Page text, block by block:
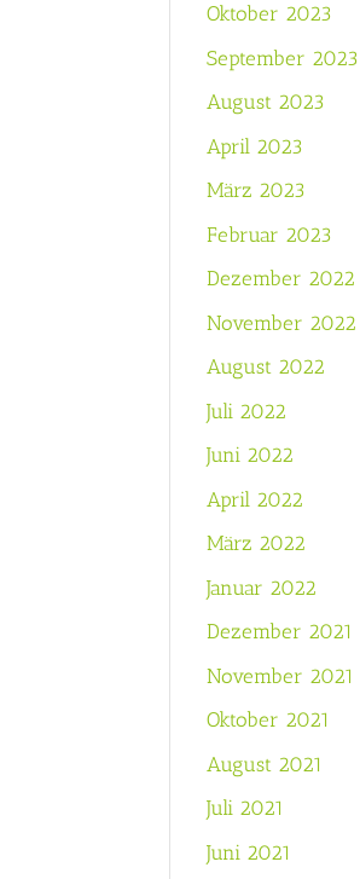
Oktober 2023
September 2023
August 2023
April 2023
März 2023
Februar 2023
Dezember 2022
November 2022
August 2022
Juli 2022
Juni 2022
April 2022
März 2022
Januar 2022
Dezember 2021
November 2021
Oktober 2021
August 2021
Juli 2021
Juni 2021